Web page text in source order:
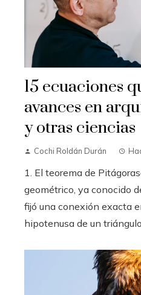
15 ecuaciones
avances en
y otras ciencias
Cochi Roldán Durán
1. El teorema de
geométrico, ya conocido
fijó una conexión exacta
hipotenusa de un